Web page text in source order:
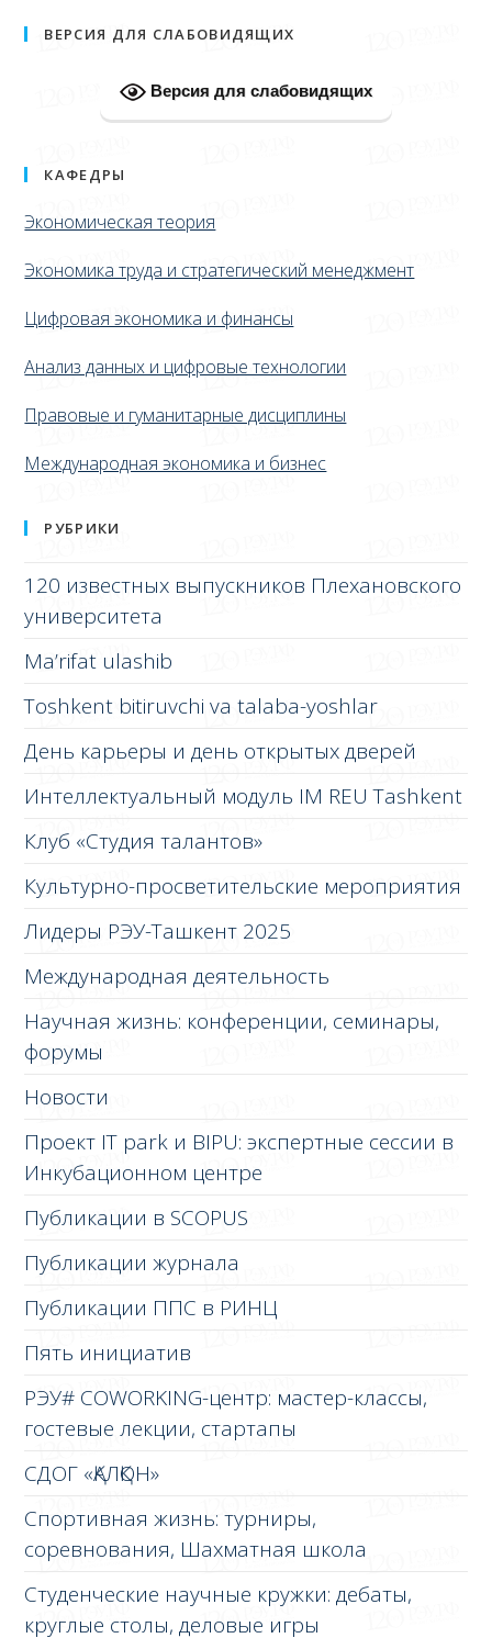
ВЕРСИЯ ДЛЯ СЛАБОВИДЯЩИХ
Версия для слабовидящих
КАФЕДРЫ
Экономическая теория
Экономика труда и стратегический менеджмент
Цифровая экономика и финансы
Анализ данных и цифровые технологии
Правовые и гуманитарные дисциплины
Международная экономика и бизнес
РУБРИКИ
120 известных выпускников Плехановского
университета
Ma’rifat ulashib
Toshkent bitiruvchi va talaba-yoshlar
День карьеры и день открытых дверей
Интеллектуальный модуль IM REU Tashkent
Клуб «Студия талантов»
Культурно-просветительские мероприятия
Лидеры РЭУ-Ташкент 2025
Международная деятельность
Научная жизнь: конференции, семинары,
форумы
Новости
Проект IT park и BIPU: экспертные сессии в
Инкубационном центре
Публикации в SCOPUS
Публикации журнала
Публикации ППС в РИНЦ
Пять инициатив
РЭУ# COWORKING-центр: мастер-классы,
гостевые лекции, стартапы
СДОГ «ҚАЛҚОН»
Спортивная жизнь: турниры,
соревнования, Шахматная школа
Студенческие научные кружки: дебаты,
круглые столы, деловые игры